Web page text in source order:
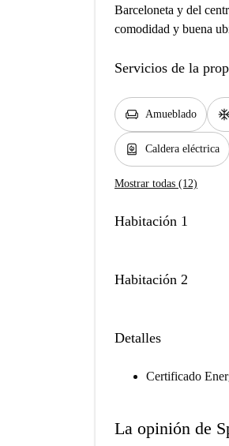
Barceloneta y del
comodidad y buena
Servicios de la
chair Amueblado
water_heater Caldera eléctrica
Mostrar todas (12)
Habitación 1
Habitación 2
Detalles
Certificado
La opinión de